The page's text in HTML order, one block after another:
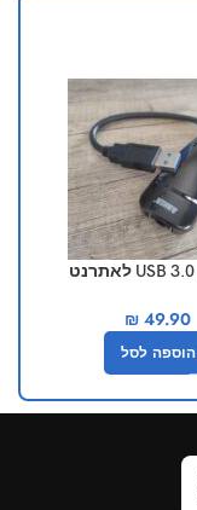
מתאם USB 3.0 לאתרנט
₪ 49.90
הוספה לסל